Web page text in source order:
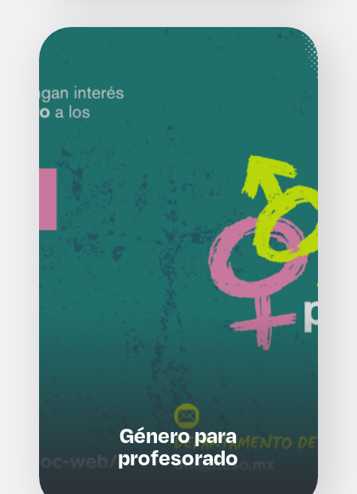
Género para
profesorado